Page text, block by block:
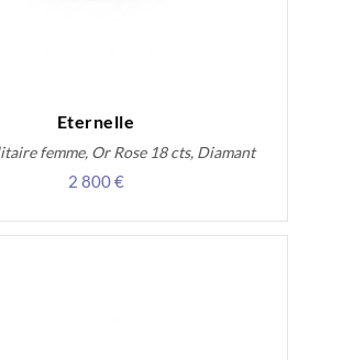
Eternelle
femme, Or Rose 18 cts, Diamant
2 800 €